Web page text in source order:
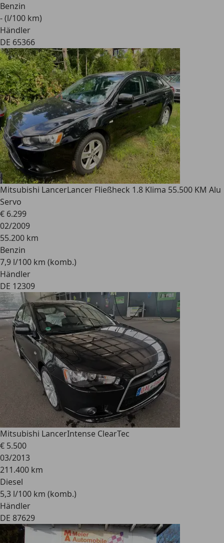
Benzin
- (l/100 km)
Händler
DE 65366
Mitsubishi LancerLancer Fließheck 1.8 Klima 55.500 KM Alu
Servo
€ 6.299
02/2009
55.200 km
Benzin
7,9 l/100 km (komb.)
Händler
DE 12309
Mitsubishi LancerIntense ClearTec
€ 5.500
03/2013
211.400 km
Diesel
5,3 l/100 km (komb.)
Händler
DE 87629